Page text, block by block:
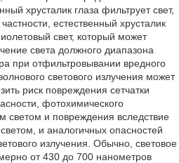
хрусталик глаза фильтрует свет,
естественный хрусталик
свет, который может
света должного диапазона
при отфильтровывании вредного
светового излучения может
риск повреждения сетчатки
фотохимического
светом и повреждения вследствие
и аналогичных опасностей
излучения. Обычно, световое
от 430 до 700 нанометров